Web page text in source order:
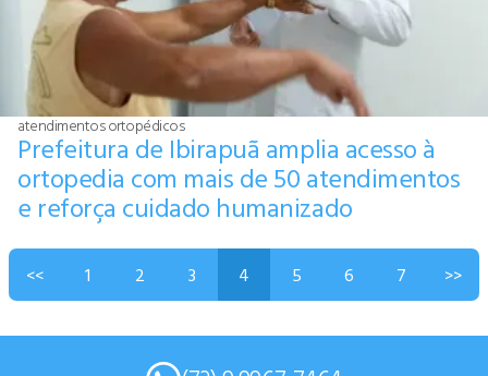
atendimentos ortopédicos
Prefeitura de Ibirapuã amplia acesso à
ortopedia com mais de 50 atendimentos
e reforça cuidado humanizado
<< 1 2 3 4 5 6 7 >>